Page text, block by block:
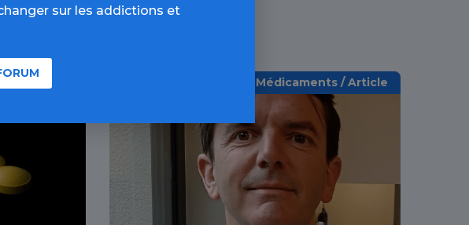
Médicaments / Article
sur les addictions et